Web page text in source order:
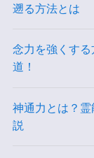
遡る方法とは
念力を強くす
道！
神通力とは？
説